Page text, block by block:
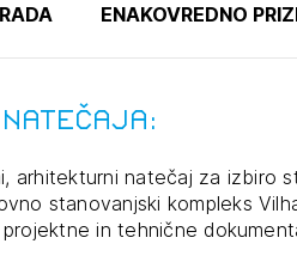
za
Sklepanje poslov
ENAKOVREDNO
arhitekturni natečaj za izbiro
stanovanjski kompleks
in tehnične